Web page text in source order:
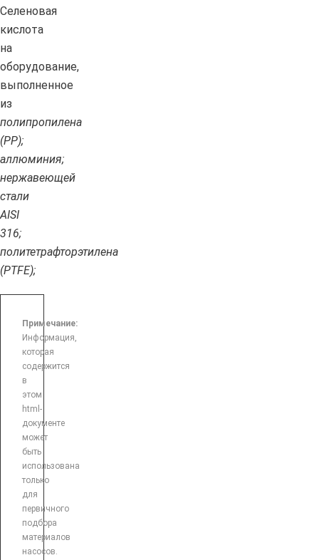
Селеновая
кислота
на
оборудование,
выполненное
из
полипропилена
(PP);
аллюминия;
нержавеющей
стали
AISI
316;
политетрафторэтилена
(PTFE);
Примечание:
Информация,
которая
содержится
в
этом
html-
документе
может
быть
использована
только
для
первичного
подбора
материалов
насосов.